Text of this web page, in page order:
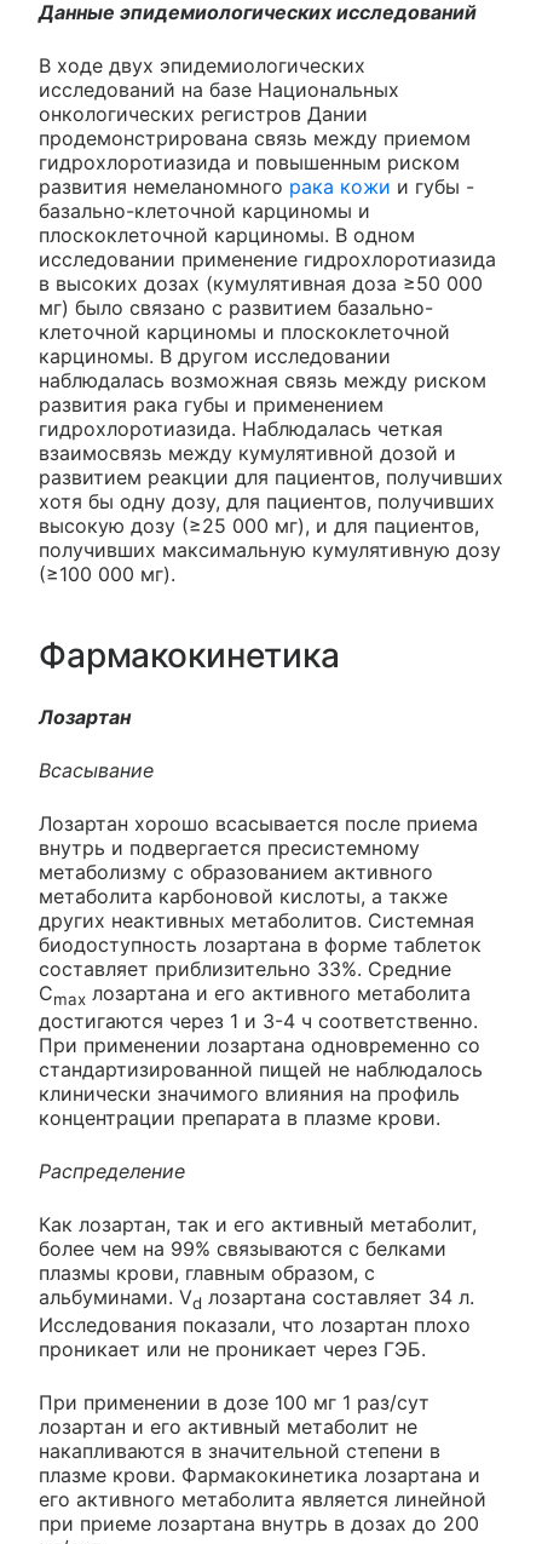
Данные эпидемиологических исследований
В ходе двух эпидемиологических
исследований на базе Национальных
онкологических регистров Дании
продемонстрирована связь между приемом
гидрохлоротиазида и повышенным риском
развития немеланомного рака кожи и губы -
базально-клеточной карциномы и
плоскоклеточной карциномы. В одном
исследовании применение гидрохлоротиазида
в высоких дозах (кумулятивная доза ≥50 000
мг) было связано с развитием базально-
клеточной карциномы и плоскоклеточной
карциномы. В другом исследовании
наблюдалась возможная связь между риском
развития рака губы и применением
гидрохлоротиазида. Наблюдалась четкая
взаимосвязь между кумулятивной дозой и
развитием реакции для пациентов, получивших
хотя бы одну дозу, для пациентов, получивших
высокую дозу (≥25 000 мг), и для пациентов,
получивших максимальную кумулятивную дозу
(≥100 000 мг).
Фармакокинетика
Лозартан
Всасывание
Лозартан хорошо всасывается после приема
внутрь и подвергается пресистемному
метаболизму с образованием активного
метаболита карбоновой кислоты, а также
других неактивных метаболитов. Системная
биодоступность лозартана в форме таблеток
составляет приблизительно 33%. Средние
Сmax лозартана и его активного метаболита
достигаются через 1 и 3-4 ч соответственно.
При применении лозартана одновременно со
стандартизированной пищей не наблюдалось
клинически значимого влияния на профиль
концентрации препарата в плазме крови.
Распределение
Как лозартан, так и его активный метаболит,
более чем на 99% связываются с белками
плазмы крови, главным образом, с
альбуминами. Vd лозартана составляет 34 л.
Исследования показали, что лозартан плохо
проникает или не проникает через ГЭБ.
При применении в дозе 100 мг 1 раз/сут
лозартан и его активный метаболит не
накапливаются в значительной степени в
плазме крови. Фармакокинетика лозартана и
его активного метаболита является линейной
при приеме лозартана внутрь в дозах до 200